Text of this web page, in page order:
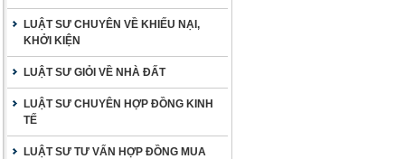
LUẬT SƯ CHUYÊN VỀ KHIẾU NẠI,
KHỞI KIỆN
LUẬT SƯ GIỎI VỀ NHÀ ĐẤT
LUẬT SƯ CHUYÊN HỢP ĐỒNG KINH
TẾ
LUẬT SƯ TƯ VẤN HỢP ĐỒNG MUA